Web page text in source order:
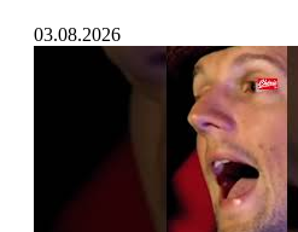
03.08.2026